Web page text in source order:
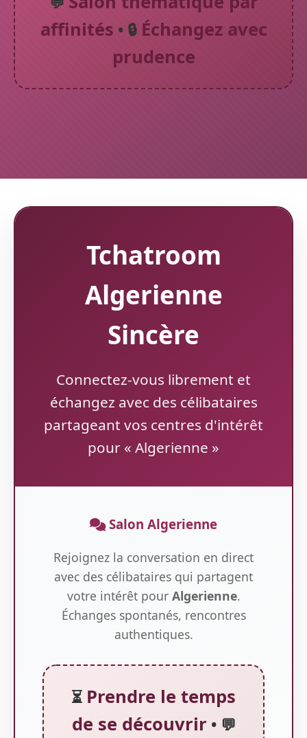
affinités • 🔒 Échangez avec
prudence
Tchatroom
Algerienne
Sincère
Connectez-vous librement et
échangez avec des célibataires
partageant vos centres d'intérêt
pour « Algerienne »
Salon Algerienne
Rejoignez la conversation en direct
avec des célibataires qui partagent
votre intérêt pour Algerienne.
Échanges spontanés, rencontres
authentiques.
⏳ Prendre le temps
de se découvrir • 💬